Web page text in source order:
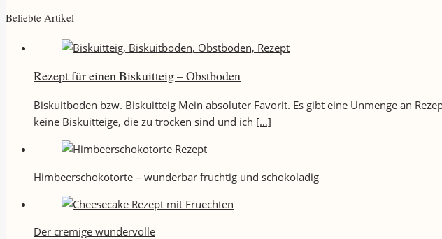
Beliebte Artikel
Rezept für einen Biskuitteig – Obstboden
Biskuitboden bzw. Biskuitteig Mein absoluter Favorit. Es gibt eine Unmenge an
keine Biskuitteige, die zu trocken sind und ich […]
Himbeerschokotorte – wunderbar fruchtig und schokoladig
Der cremige wundervolle